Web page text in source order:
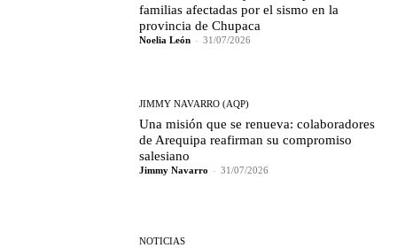
familias afectadas por el sismo en la
provincia de Chupaca
Noelia León - 31/07/2026
JIMMY NAVARRO (AQP)
Una misión que se renueva: colaboradores
de Arequipa reafirman su compromiso
salesiano
Jimmy Navarro - 31/07/2026
NOTICIAS